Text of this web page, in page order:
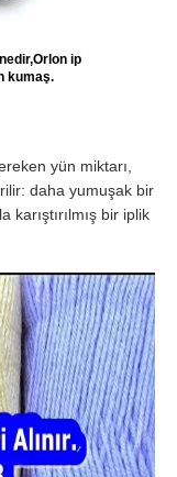
ip
kumaş.
yün miktarı,
daha yumuşak bir
karıştırılmış bir iplik